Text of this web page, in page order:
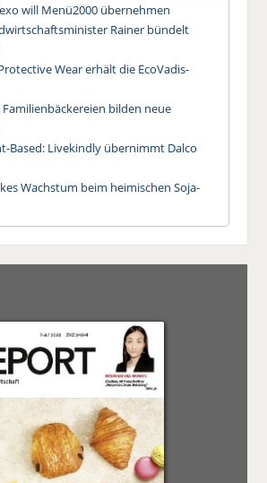
will Menü2000 übernehmen
Rainer bündelt
Wear erhält die EcoVadis-
Familienbäckereien bilden neue
Based: Livekindly übernimmt Dalco
Wachstum beim heimischen Soja-